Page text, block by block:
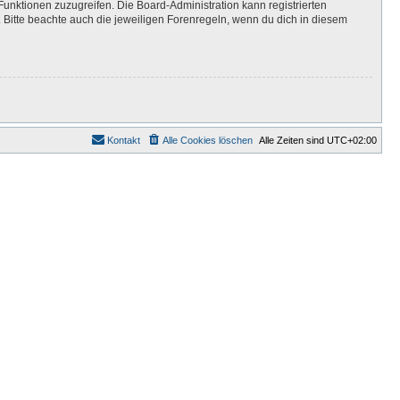
zuzugreifen. Die Board-Administration kann registrierten
beachte auch die jeweiligen Forenregeln, wenn du dich in diesem
Alle Zeiten sind UTC+02:00
Alle Cookies löschen
Kontakt